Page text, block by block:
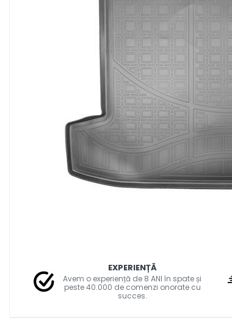
STICKERE STALPI
STALPI MARCI AUTO
STICKERE MARI
STICKERE CAMIOANE
EXPERIENȚĂ
Avem o experiență de 8 ANI în spate și
peste 40.000 de comenzi onorate cu
succes.